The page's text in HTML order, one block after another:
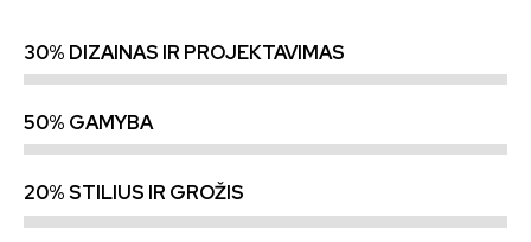
30% DIZAINAS IR PROJEKTAVIMAS
50% GAMYBA
20% STILIUS IR GROŽIS